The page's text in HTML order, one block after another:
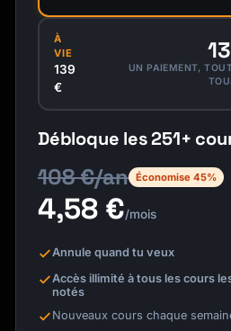
À
VIE
139
€
UN PAIEMENT,
Débloque les 251+
108 €/an Économise 45%
4,58 €/mois
Annule quand tu veux
Accès illimité à tous les cours
notés
Nouveaux cours chaque